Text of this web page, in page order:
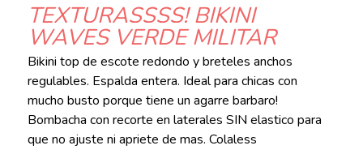
TEXTURASSSS! BIKINI
WAVES VERDE MILITAR
Bikini top de escote redondo y breteles anchos
regulables. Espalda entera. Ideal para chicas con
mucho busto porque tiene un agarre barbaro!
Bombacha con recorte en laterales SIN elastico para
que no ajuste ni apriete de mas. Colaless